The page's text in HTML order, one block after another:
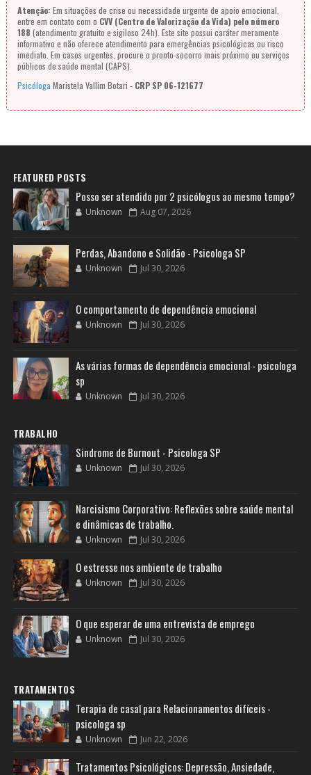
Atenção: Em situações de crise ou necessidade urgente de apoio emocional,
entre em contato com o CVV (Centro de Valorização da Vida) pelo número
188 (atendimento gratuito e sigiloso 24h). Este site possui caráter meramente
informativo e não oferece atendimento para emergências psicológicas ou risco
imediato. Em casos urgentes, procure o pronto-socorro mais próximo ou serviços
públicos de saúde mental (CAPS).
Psicóloga Maristela Vallim Botari - CRP SP 06-121677
FEATURED POSTS
Posso ser atendido por 2 psicólogos ao mesmo tempo?
Unknown Aug 07, 2026
Perdas, Abandono e Solidão - Psicologa SP
Unknown Jul 30, 2026
O comportamento de dependência emocional
Unknown Jul 30, 2026
As várias formas de dependência emocional - psicologa
sp
Unknown Jul 30, 2026
TRABALHO
Sindrome de Burnout - Psicologa SP
Unknown Jul 30, 2026
Narcisismo Corporativo: Reflexões sobre saúde mental
e dinâmicas de trabalho.
Unknown Jul 30, 2026
O estresse nos ambiente de trabalho
Unknown Jul 30, 2026
O que esperar de uma entrevista de emprego
Unknown Jul 30, 2026
TRATAMENTOS
Terapia de casal para Relacionamentos difíceis -
psicologa sp
Unknown Jun 22, 2026
Tratamentos Psicológicos: Depressão, Ansiedade,